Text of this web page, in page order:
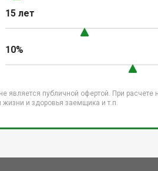
15 лет
10%
является публичной офертой. При
и здоровья заемщика и т.п.